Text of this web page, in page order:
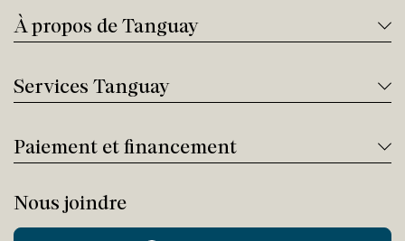
À propos de Tanguay
Services Tanguay
Paiement et financement
Nous joindre